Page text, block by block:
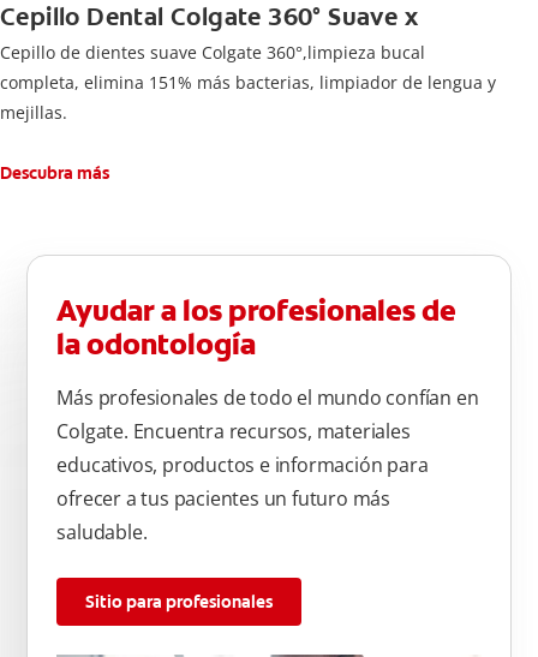
Cepillo Dental Colgate 360° Suave x
Cepillo de dientes suave Colgate 360°,limpieza bucal
completa, elimina 151% más bacterias, limpiador de lengua y
mejillas.
Descubra más
Ayudar a los profesionales de
la odontología
Más profesionales de todo el mundo confían en
Colgate. Encuentra recursos, materiales
educativos, productos e información para
ofrecer a tus pacientes un futuro más
saludable.
Sitio para profesionales